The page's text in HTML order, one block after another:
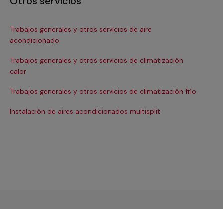
Trabajos generales y otros servicios de aire
acondicionado
Trabajos generales y otros servicios de climatización
calor
Trabajos generales y otros servicios de climatización frío
Instalación de aires acondicionados multisplit